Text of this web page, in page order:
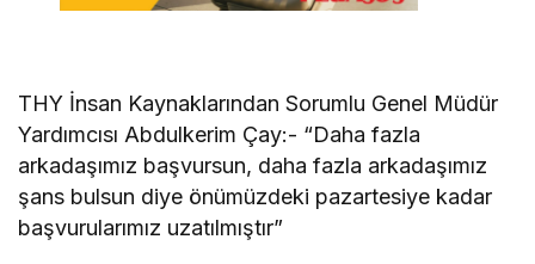
THY İnsan Kaynaklarından Sorumlu Genel Müdür
Yardımcısı Abdulkerim Çay:- “Daha fazla
arkadaşımız başvursun, daha fazla arkadaşımız
şans bulsun diye önümüzdeki pazartesiye kadar
başvurularımız uzatılmıştır”